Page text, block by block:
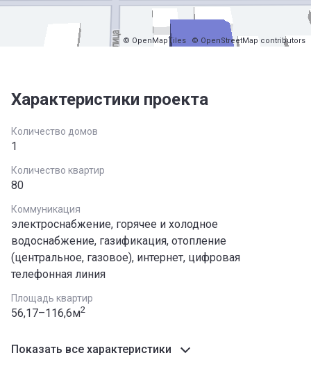
© OpenMapTiles © OpenStreetMap contributors
Характеристики проекта
Количество домов
1
Количество квартир
80
Коммуникация
электроснабжение, горячее и холодное
водоснабжение, газификация, отопление
(центральное, газовое), интернет, цифровая
телефонная линия
Площадь квартир
56,17–116,6м2
Показать все характеристики